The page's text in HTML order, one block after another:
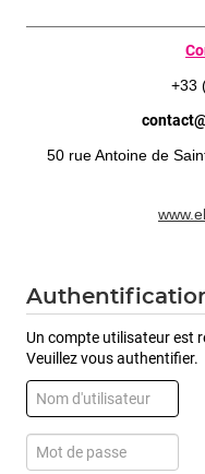
+33
50 rue Antoine de
Un compte utilisateur est
Veuillez vous authentifier.